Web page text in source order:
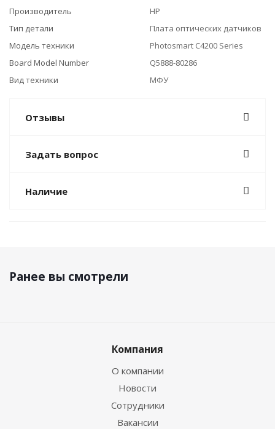
Производитель
HP
Тип детали
Плата оптических датчиков
Модель техники
Photosmart C4200 Series
Board Model Number
Q5888-80286
Вид техники
МФУ
Отзывы
Задать вопрос
Наличие
Ранее вы смотрели
Компания
О компании
Новости
Сотрудники
Вакансии